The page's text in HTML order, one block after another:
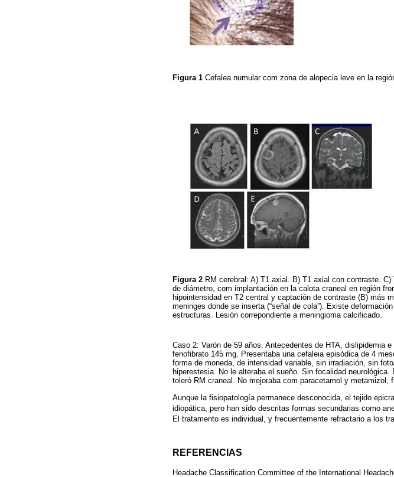
Figura 1 Cefalea numular com zona de alopecia leve en la
Figura 2 RM cerebral: A) T1 axial. B) T1 axial con contraste.
de diámetro, com implantación en la calota craneal en región
hipointensidad en T2 central y captación de contraste (B) más
meninges donde se inserta (“señal de cola”). Existe
estructuras. Lesión correpondiente a meningioma calcificado.
Caso 2: Varón de 59 años. Antecedentes de HTA, dislipidemia
fenofibrato 145 mg. Presentaba una cefaleia episódica de 4
forma de moneda, de intensidad variable, sin irradiación, sin
hiperestesia. No le alteraba el sueño. Sin focalidad
toleró RM craneal. No mejoraba com paracetamol y
Aunque la fisiopatología permanece desconocida, el tejido
idiopática, pero han sido descritas formas secundarias como
El tratamento es individual, y frecuentemente refractario a los
REFERENCIAS
Headache Classification Committee of the International